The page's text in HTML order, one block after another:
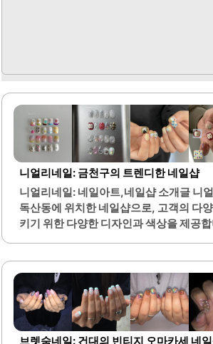
니얼리네일: 금천구의 트렌디한 네일샵
니얼리네일: 네일아트,네일샵 소개글 니
독산동에 위치한 네일샵으로, 고객의 다
키기 위한 다양한 디자인과 색상을 제공
편안한 분위기로, 고객이 시술을 받는 동
있도록 배려하고 있습니다.또한, 친절한
구를 잘 이해하고, 세심한 설명을 통해 시
어 처음 방문하는 고객도 안심하고 이용
리네일은 유지력이 뛰어난 젤 네일을 제
브렛숨네일: 건대의 빈티지 오마카세 네